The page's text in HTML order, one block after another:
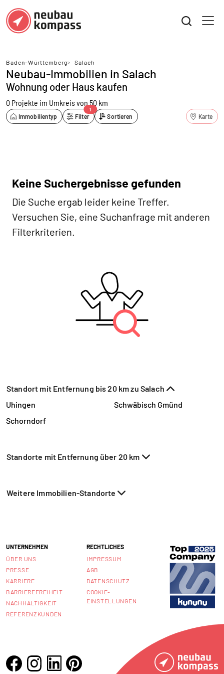
Baden-Württemberg> Salach
Neubau-Immobilien in Salach
Wohnung oder Haus kaufen
0 Projekte im Umkreis von 50 km
Immobilientyp Filter
1
Sortieren Karte
Keine Suchergebnisse gefunden
Die Suche ergab leider keine Treffer.
Versuchen Sie, eine Suchanfrage mit anderen
Filterkriterien.
Standort mit Entfernung bis 20 km zu Salach
Uhingen
Schwäbisch Gmünd
Schorndorf
Standorte mit Entfernung über 20 km
Weitere Immobilien-Standorte
UNTERNEHMEN
ÜBER UNS
PRESSE
KARRIERE
BARRIEREFREIHEIT
NACHHALTIGKEIT
REFERENZKUNDEN
RECHTLICHES
IMPRESSUM
AGB
DATENSCHUTZ
COOKIE-
EINSTELLUNGEN